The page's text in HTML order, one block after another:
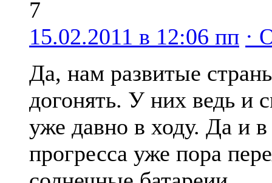
7
15.02.2011 в 12:06 пп ·
Да, нам развитые
догонять. У них ведь и
уже давно в ходу. Да и в
прогресса уже пора